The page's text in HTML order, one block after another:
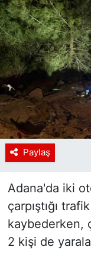
Paylaş
Adana'da iki
çarpıştığı
kaybederken,
2 kişi de
Siyaset
YEREL
Haberde
Tanıtım